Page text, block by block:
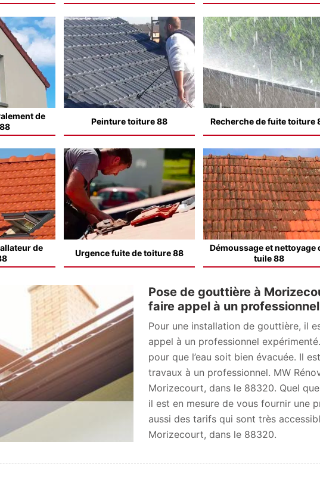
de
Peinture toiture 88 Recherche de fuite toiture
de
Urgence fuite de toiture 88
Démoussage et nettoyage
tuile 88
Pose de gouttière à
faire appel à un
Pour une installation de gouttière, il
appel à un professionnel
pour que l’eau soit bien évacuée. Il
travaux à un professionnel. MW
Morizecourt, dans le 88320. Quel
il est en mesure de vous fournir une
aussi des tarifs qui sont très
Morizecourt, dans le 88320.